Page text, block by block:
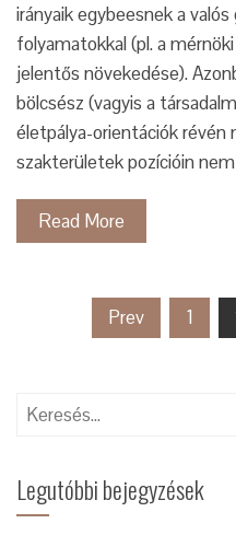
irányaik egybeesnek a
folyamatokkal (pl. a
jelentős növekedése).
bölcsész (vagyis a
életpálya-orientációk révén
szakterületek pozícióin
Read More
Bejegyzések
lapozása
Prev 1
Keresés:
Legutóbbi bejegyzések